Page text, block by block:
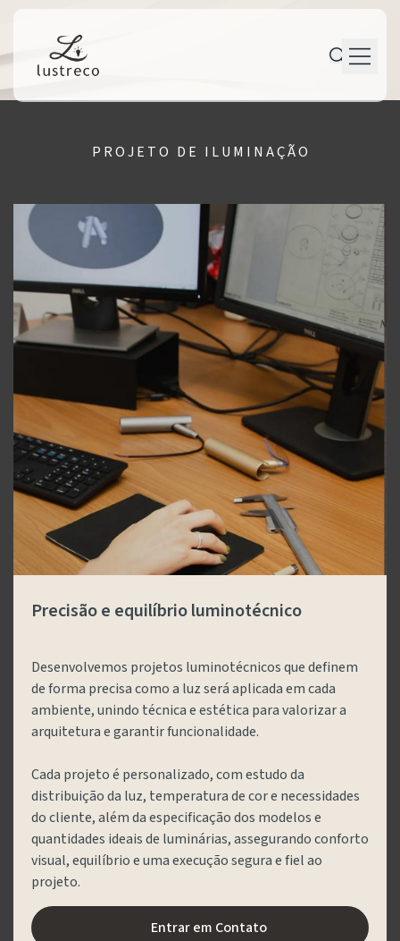
P e r s o n a l i z a ç ã o
M a n u t e n ç ã o
T r a j e t ó r i a
C o n t a t o
P R O J E T O D E I L U M I N A Ç Ã O
Precisão e equilíbrio luminotécnico
Desenvolvemos projetos luminotécnicos que definem
de forma precisa como a luz será aplicada em cada
ambiente, unindo técnica e estética para valorizar a
arquitetura e garantir funcionalidade.
Cada projeto é personalizado, com estudo da
distribuição da luz, temperatura de cor e necessidades
do cliente, além da especificação dos modelos e
quantidades ideais de luminárias, assegurando conforto
visual, equilíbrio e uma execução segura e fiel ao
projeto.
Entrar em Contato